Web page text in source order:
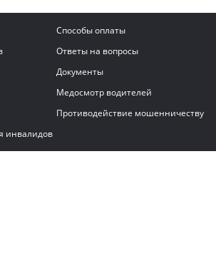
Способы оплаты
Ответы на вопросы
Документы
Медосмотр водителей
Противодействие мошенничеству
инвалидов